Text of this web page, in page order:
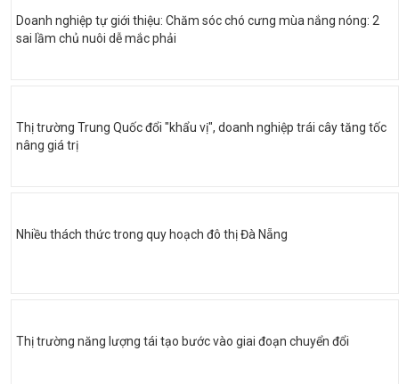
Doanh nghiệp tự giới thiệu: Chăm sóc chó cưng mùa nắng nóng: 2
sai lầm chủ nuôi dễ mắc phải
Thị trường Trung Quốc đổi "khẩu vị", doanh nghiệp trái cây tăng tốc
nâng giá trị
Nhiều thách thức trong quy hoạch đô thị Đà Nẵng
Thị trường năng lượng tái tạo bước vào giai đoạn chuyển đổi